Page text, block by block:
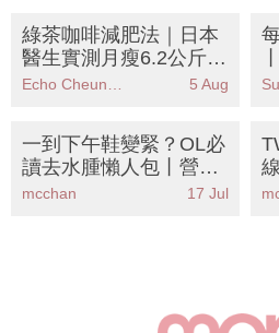
綠茶咖啡減肥法｜日本
醫生實測月瘦6.2公斤！
黃金比例公開 專減大肚
Echo Cheung（SundayMore編輯部） 5 Aug
一到下午鞋變緊？OL必
讀去水腫懶人包丨營養
師拆解6大消腫食物＋
mcchan 17 Jul